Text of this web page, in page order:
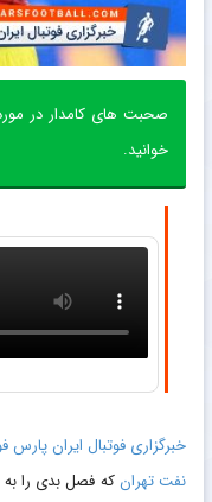
صحبت های کامدار در
خوانید.
خبرگزاری فوتبال ایران پارس
نفت تهرانکه فصل بدی را